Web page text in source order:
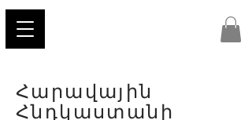
Հարավային
Հնդկաստանի